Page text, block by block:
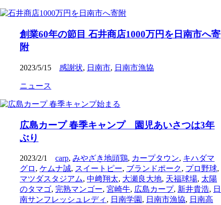
創業60年の節目 石井商店1000万円を日南市へ寄
附
2023/5/15 感謝状, 日南市, 日南市漁協
ニュース
広島カープ 春季キャンプ 園児あいさつは3年
ぶり
2023/2/1 carp, みやざき地頭鶏, カープタウン, キハダマ
グロ , ケムナ誠, スイートピー, ブランドポーク, プロ野球,
マツダスタジアム, 中﨑翔太, 大瀬良大地, 天福球場, 太陽
のタマゴ, 完熟マンゴー, 宮崎牛, 広島カープ, 新井貴浩, 日
南サンフレッシュレディ , 日南学園 , 日南市漁協, 日南高